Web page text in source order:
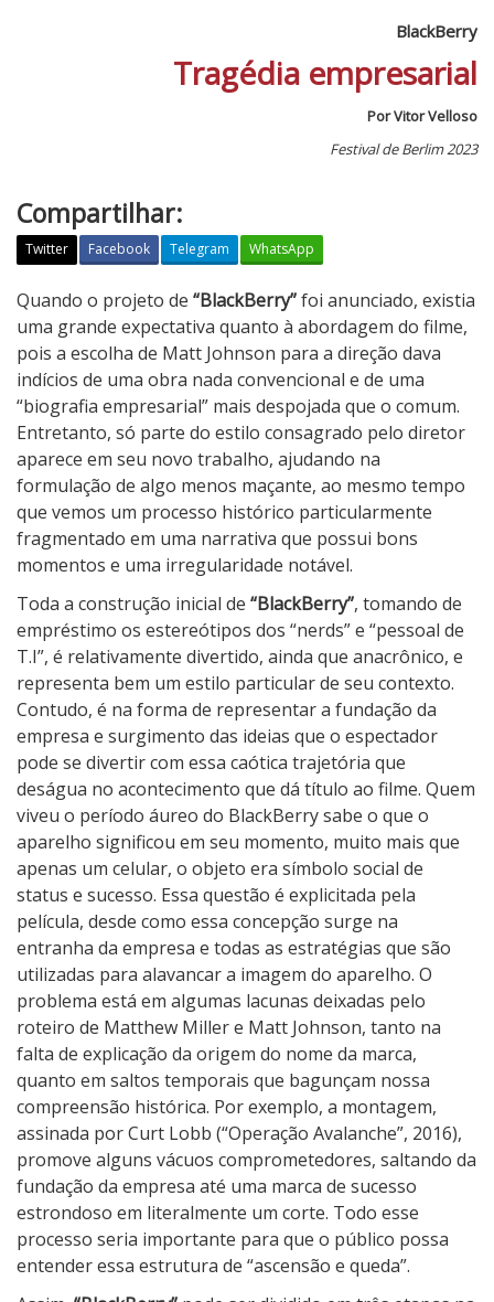
BlackBerry
Tragédia empresarial
Por Vitor Velloso
Festival de Berlim 2023
Compartilhar:
Twitter Facebook Telegram WhatsApp
B
l
a
c
k
B
e
r
r
y
Quando o projeto de “BlackBerry”foi anunciado, existia
uma grande expectativa quanto à abordagem do filme,
pois a escolha de Matt Johnson para a direção dava
indícios de uma obra nada convencional e de uma
“biografia empresarial” mais despojada que o comum.
Entretanto, só parte do estilo consagrado pelo diretor
aparece em seu novo trabalho, ajudando na
formulação de algo menos maçante, ao mesmo tempo
que vemos um processo histórico particularmente
fragmentado em uma narrativa que possui bons
momentos e uma irregularidade notável.
Toda a construção inicial de “BlackBerry”, tomando de
empréstimo os estereótipos dos “nerds” e “pessoal de
T.I”, é relativamente divertido, ainda que anacrônico, e
representa bem um estilo particular de seu contexto.
Contudo, é na forma de representar a fundação da
empresa e surgimento das ideias que o espectador
pode se divertir com essa caótica trajetória que
deságua no acontecimento que dá título ao filme. Quem
viveu o período áureo do BlackBerry sabe o que o
aparelho significou em seu momento, muito mais que
apenas um celular, o objeto era símbolo social de
status e sucesso. Essa questão é explicitada pela
película, desde como essa concepção surge na
entranha da empresa e todas as estratégias que são
utilizadas para alavancar a imagem do aparelho. O
problema está em algumas lacunas deixadas pelo
roteiro de Matthew Miller e Matt Johnson, tanto na
falta de explicação da origem do nome da marca,
quanto em saltos temporais que bagunçam nossa
compreensão histórica. Por exemplo, a montagem,
assinada por Curt Lobb (“Operação Avalanche”, 2016),
promove alguns vácuos comprometedores, saltando da
fundação da empresa até uma marca de sucesso
estrondoso em literalmente um corte. Todo esse
processo seria importante para que o público possa
entender essa estrutura de “ascensão e queda”.